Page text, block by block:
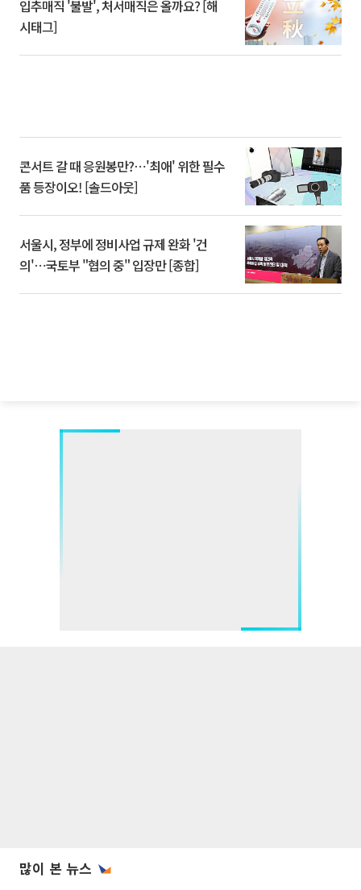
입추매직 '불발', 처서매직은 올까요? [해
시태그]
콘서트 갈 때 응원봉만?⋯'최애' 위한 필수
품 등장이오! [솔드아웃]
서울시, 정부에 정비사업 규제 완화 '건
의'⋯국토부 "협의 중" 입장만 [종합]
많이 본 뉴스